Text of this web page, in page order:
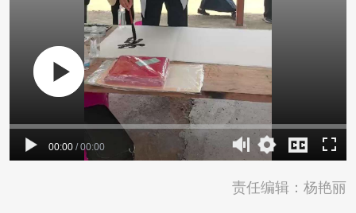
00:00 / 00:00
责任编辑：杨艳丽